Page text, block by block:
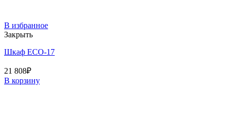
В избранное
Закрыть
Шкаф ECO-17
21 808₽
В корзину